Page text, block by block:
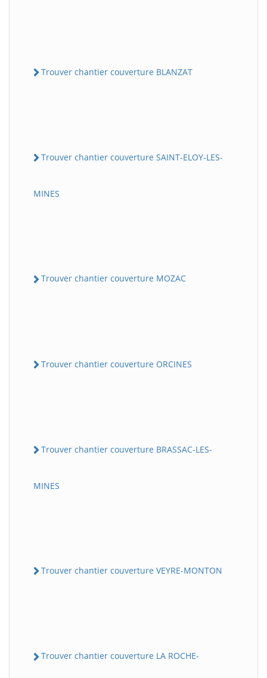
Trouver chantier couverture BLANZAT
Trouver chantier couverture SAINT-ELOY-LES-
MINES
Trouver chantier couverture MOZAC
Trouver chantier couverture ORCINES
Trouver chantier couverture BRASSAC-LES-
MINES
Trouver chantier couverture VEYRE-MONTON
Trouver chantier couverture LA ROCHE-